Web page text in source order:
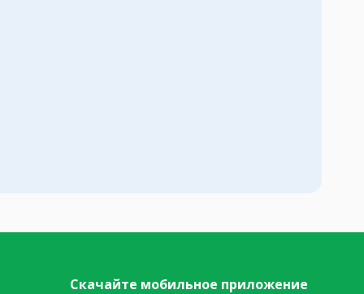
Скачайте мобильное приложение